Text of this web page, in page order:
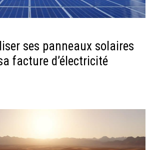
ses panneaux solaires
facture d’électricité